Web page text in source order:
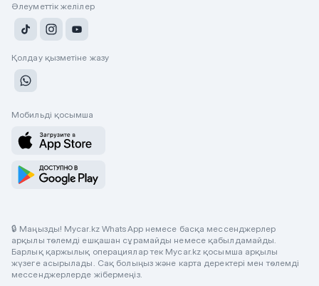
Әлеуметтік желілер
Қолдау қызметіне жазу
Мобильді қосымша
🔒 Маңызды! Mycar.kz WhatsApp немесе басқа мессенджерлер
арқылы төлемді ешқашан сұрамайды немесе қабылдамайды.
Барлық қаржылық операциялар тек Mycar.kz қосымша арқылы
жүзеге асырылады. Сақ болыңыз және карта деректері мен төлемді
мессенджерлерде жібермеңіз.